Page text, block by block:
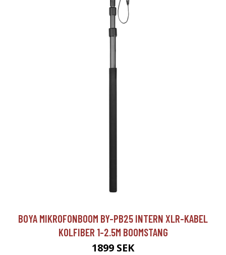
BOYA MIKROFONBOOM BY-PB25 INTERN XLR-KABEL
KOLFIBER 1-2.5M BOOMSTANG
1899 SEK